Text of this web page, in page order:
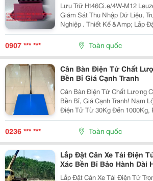
Lưu Trữ Ht46Ci.e/4W-M12 Leuze Tích Hợp Hệ
Giám Sát Thu Nhập Dữ Liệu,
Nghiệp . Thiết Kế &Amp; Lắp
Minh Trong Công Nghiệp. Công Ty Tnhh Thiết Bị Điện Mỹ
Kim, Http://
0907 *** *** Toàn quốc
Cân Bàn Điện Tử Chất
Bền Bỉ Giá Cạnh Tranh
Cân Bàn Điện Tử Chất Lượng
Bền Bỉ, Giá Cạnh Tranh! Nam Lộc Cung Cấp Cân Bàn
Điện Tử Từ 30Kg Đến 1000Kg,
Hàng, Xưởng Sản Xuất Và Doanh
0236 *** *** Toàn quốc
Lắp Đặt Cân Xe Tải Điện
Xác Bền Bỉ Bảo Hành Dài
Lắp Đặt Cân Xe Tải Điện Tử